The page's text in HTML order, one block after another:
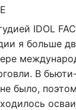
IDOL
я больше
В
было,